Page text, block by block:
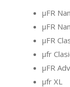
μFR
μFR
μFR
μfr
μFR
μfr XL